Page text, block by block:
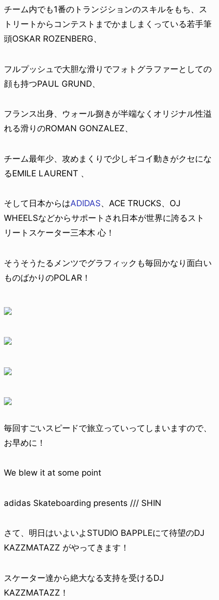
チーム内でも1番のトランジションのスキルをもち、ス
トリートからコンテストまでかましまくっている若手筆
頭OSKAR ROZENBERG、
フルプッシュで大胆な滑りでフォトグラファーとしての
顔も持つPAUL GRUND、
フランス出身、ウォール捌きが半端なくオリジナル性溢
れる滑りのROMAN GONZALEZ、
チーム最年少、攻めまくりで少しギコイ動きがクセにな
るEMILE LAURENT 、
そして日本からはADIDAS、ACE TRUCKS、OJ
WHEELSなどからサポートされ日本が世界に誇るスト
リートスケーター三本木 心！
そうそうたるメンツでグラフィックも毎回かなり面白い
ものばかりのPOLAR！
毎回すごいスピードで旅立っていってしまいますので、
お早めに！
We blew it at some point
adidas Skateboarding presents /// SHIN
さて、明日はいよいよSTUDIO BAPPLEにて待望のDJ
KAZZMATAZZ がやってきます！
スケーター達から絶大なる支持を受けるDJ
KAZZMATAZZ！